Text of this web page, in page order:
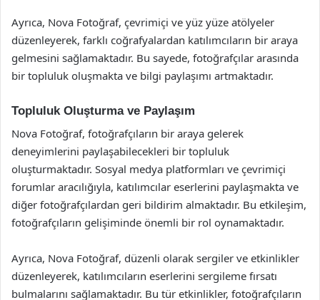
Ayrıca, Nova Fotoğraf, çevrimiçi ve yüz yüze atölyeler
düzenleyerek, farklı coğrafyalardan katılımcıların bir araya
gelmesini sağlamaktadır. Bu sayede, fotoğrafçılar arasında
bir topluluk oluşmakta ve bilgi paylaşımı artmaktadır.
Topluluk Oluşturma ve Paylaşım
Nova Fotoğraf, fotoğrafçıların bir araya gelerek
deneyimlerini paylaşabilecekleri bir topluluk
oluşturmaktadır. Sosyal medya platformları ve çevrimiçi
forumlar aracılığıyla, katılımcılar eserlerini paylaşmakta ve
diğer fotoğrafçılardan geri bildirim almaktadır. Bu etkileşim,
fotoğrafçıların gelişiminde önemli bir rol oynamaktadır.
Ayrıca, Nova Fotoğraf, düzenli olarak sergiler ve etkinlikler
düzenleyerek, katılımcıların eserlerini sergileme fırsatı
bulmalarını sağlamaktadır. Bu tür etkinlikler, fotoğrafçıların